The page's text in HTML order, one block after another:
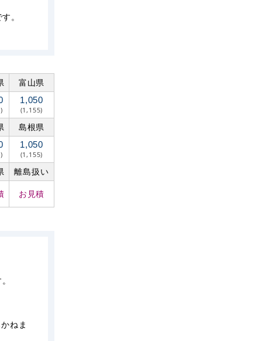
。
富山県
1,050
(1,155)
島根県
1,050
(1,155)
離島扱い
お見積
ねま